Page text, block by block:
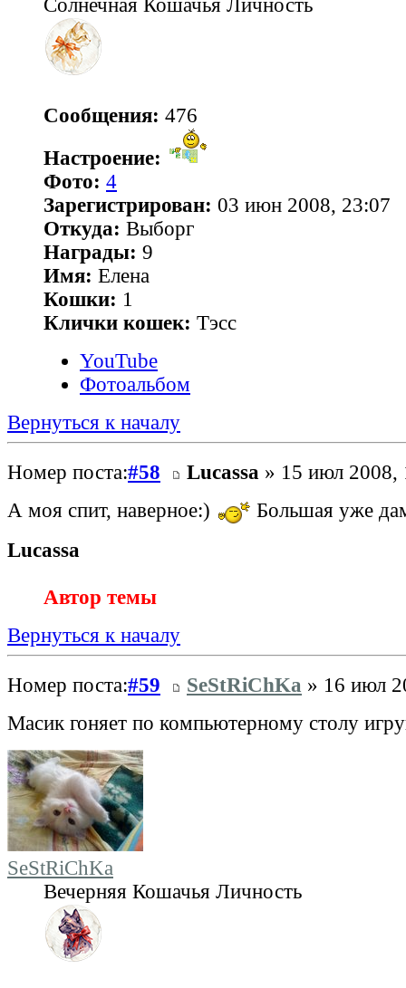
Солнечная Кошачья Личность
Сообщения: 476
Настроение:
Фото: 4
Зарегистрирован: 03 июн 2008, 23:07
Откуда: Выборг
Награды: 9
Имя: Елена
Кошки: 1
Клички кошек: Тэсс
YouTube
Фотоальбом
Вернуться к началу
Номер поста:#58 Lucassa » 15 июл 2008,
А моя спит, наверное:)
Большая уже
Lucassa
Автор темы
Вернуться к началу
Номер поста:#59 SeStRiChKa » 16 июл
Масик гоняет по компьютерному столу
SeStRiChKa
Вечерняя Кошачья Личность